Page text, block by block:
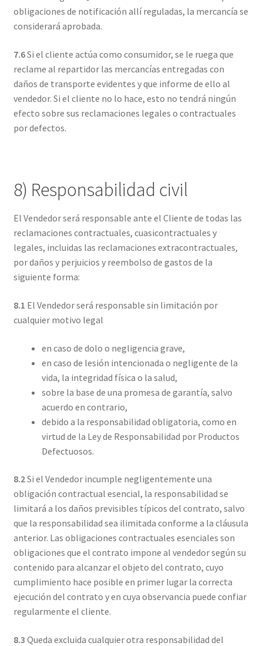
obligaciones de notificación allí reguladas, la mercancía se
considerará aprobada.
7.6Si el cliente actúa como consumidor, se le ruega que
reclame al repartidor las mercancías entregadas con
daños de transporte evidentes y que informe de ello al
vendedor. Si el cliente no lo hace, esto no tendrá ningún
efecto sobre sus reclamaciones legales o contractuales
por defectos.
8) Responsabilidad civil
El Vendedor será responsable ante el Cliente de todas las
reclamaciones contractuales, cuasicontractuales y
legales, incluidas las reclamaciones extracontractuales,
por daños y perjuicios y reembolso de gastos de la
siguiente forma:
8.1 El Vendedor será responsable sin limitación por
cualquier motivo legal
en caso de dolo o negligencia grave,
en caso de lesión intencionada o negligente de la
vida, la integridad física o la salud,
sobre la base de una promesa de garantía, salvo
acuerdo en contrario,
debido a la responsabilidad obligatoria, como en
virtud de la Ley de Responsabilidad por Productos
Defectuosos.
8.2Si el Vendedor incumple negligentemente una
obligación contractual esencial, la responsabilidad se
limitará a los daños previsibles típicos del contrato, salvo
que la responsabilidad sea ilimitada conforme a la cláusula
anterior. Las obligaciones contractuales esenciales son
obligaciones que el contrato impone al vendedor según su
contenido para alcanzar el objeto del contrato, cuyo
cumplimiento hace posible en primer lugar la correcta
ejecución del contrato y en cuya observancia puede confiar
regularmente el cliente.
8.3 Queda excluida cualquier otra responsabilidad del